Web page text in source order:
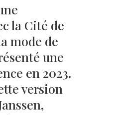
la Cité de
mode de
une
en 2023.
version